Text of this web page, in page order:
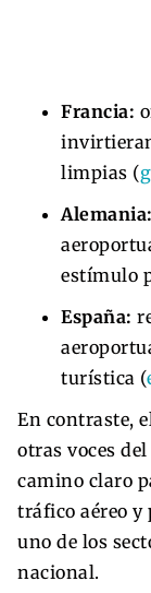
Francia:
limpias (
Alemania:
estímulo
España:
turística (
En contraste,
otras voces
camino claro
tráfico aéreo
uno de los
nacional.